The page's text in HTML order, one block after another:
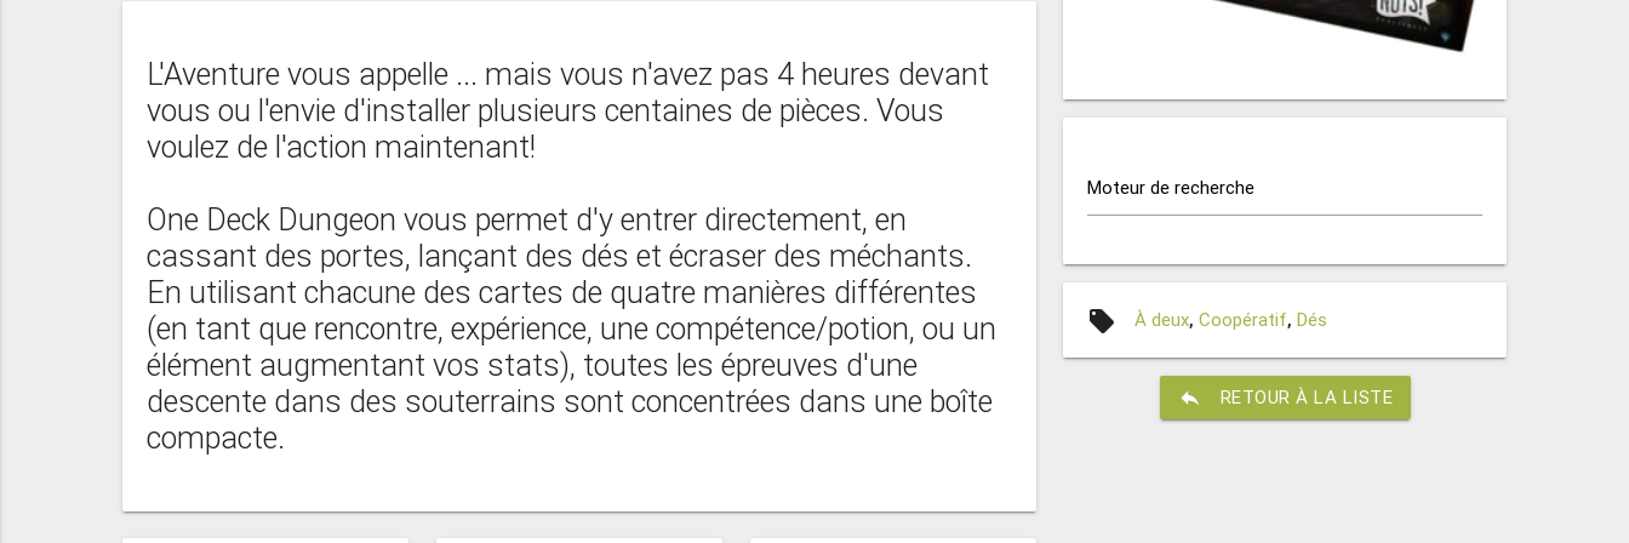
L'Aventure vous appelle ... mais vous n'avez pas 4 heures devant
vous ou l'envie d'installer plusieurs centaines de pièces. Vous
voulez de l'action maintenant!
One Deck Dungeon vous permet d'y entrer directement, en
cassant des portes, lançant des dés et écraser des méchants.
En utilisant chacune des cartes de quatre manières différentes
(en tant que rencontre, expérience, une compétence/potion, ou un
élément augmentant vos stats), toutes les épreuves d'une
descente dans des souterrains sont concentrées dans une boîte
compacte.
Moteur de recherche
local_offer À deux,Coopératif,Dés
reply RETOUR À LA LISTE